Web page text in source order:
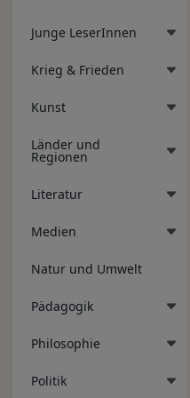
Junge LeserInnen
Krieg & Frieden
Kunst
Länder und
Regionen
Literatur
Medien
Natur und Umwelt
Pädagogik
Philosophie
Politik